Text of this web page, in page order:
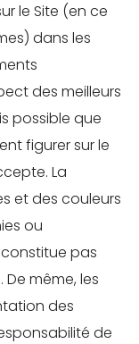
le Site (en ce
dans les
des meilleurs
possible que
figurer sur le
La
et des couleurs
ou
pas
même, les
des
de